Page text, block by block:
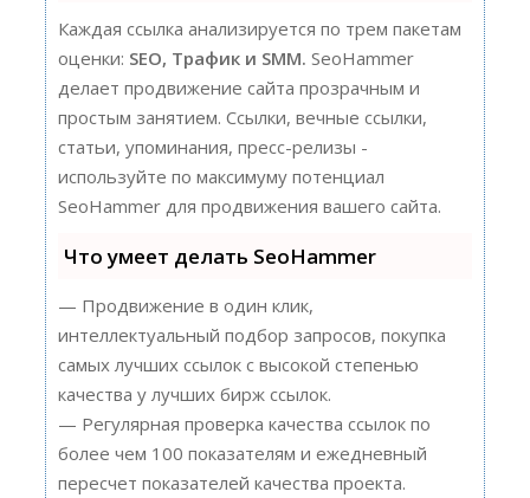
Каждая ссылка анализируется по трем пакетам
оценки: SEO, Трафик и SMM. SeoHammer
делает продвижение сайта прозрачным и
простым занятием. Ссылки, вечные ссылки,
статьи, упоминания, пресс-релизы -
используйте по максимуму потенциал
SeoHammer для продвижения вашего сайта.
Что умеет делать SeoHammer
— Продвижение в один клик,
интеллектуальный подбор запросов, покупка
самых лучших ссылок с высокой степенью
качества у лучших бирж ссылок.
— Регулярная проверка качества ссылок по
более чем 100 показателям и ежедневный
пересчет показателей качества проекта.